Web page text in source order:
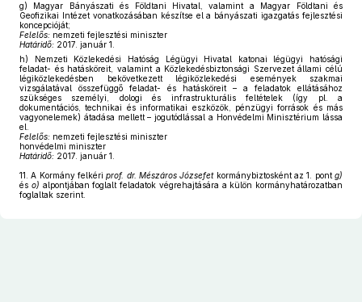
g) Magyar Bányászati és Földtani Hivatal, valamint a Magyar Földtani és
Geofizikai Intézet vonatkozásában készítse el a bányászati igazgatás fejlesztési
koncepcióját;
Felelős: nemzeti fejlesztési miniszter
Határidő: 2017. január 1.
h) Nemzeti Közlekedési Hatóság Légügyi Hivatal katonai légügyi hatósági
feladat- és hatásköreit, valamint a Közlekedésbiztonsági Szervezet állami célú
légiközlekedésben bekövetkezett légiközlekedési események szakmai
vizsgálatával összefüggő feladat- és hatásköreit – a feladatok ellátásához
szükséges személyi, dologi és infrastrukturális feltételek (így pl. a
dokumentációs, technikai és informatikai eszközök, pénzügyi források és más
vagyonelemek) átadása mellett – jogutódlással a Honvédelmi Minisztérium lássa
el.
Felelős: nemzeti fejlesztési miniszter
honvédelmi miniszter
Határidő: 2017. január 1.
11. A Kormány felkériprof. dr. Mészáros Józsefetkormánybiztosként az 1. pontg)
és o) alpontjában foglalt feladatok végrehajtására a külön kormányhatározatban
foglaltak szerint.